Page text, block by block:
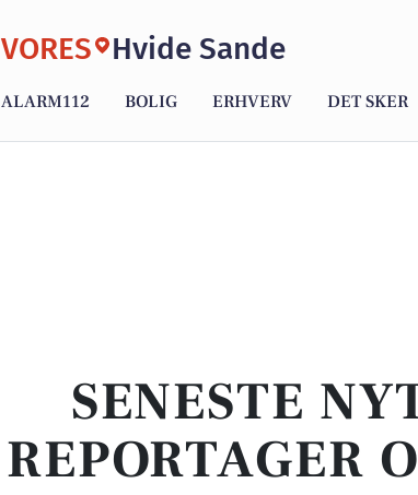
VORES Hvide Sande
ALARM112 BOLIG ERHVERV DET SKER
SENESTE
REPORTAGER